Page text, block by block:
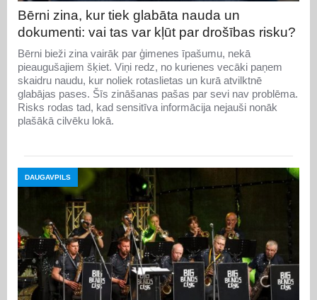
Bērni zina, kur tiek glabāta nauda un
dokumenti: vai tas var kļūt par drošības risku?
Bērni bieži zina vairāk par ģimenes īpašumu, nekā
pieaugušajiem šķiet. Viņi redz, no kurienes vecāki paņem
skaidru naudu, kur noliek rotaslietas un kurā atvilktnē
glabājas pases. Šīs zināšanas pašas par sevi nav problēma.
Risks rodas tad, kad sensitīva informācija nejauši nonāk
plašākā cilvēku lokā.
DAUGAVPILS